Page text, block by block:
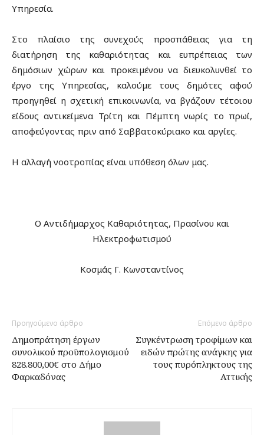
Υπηρεσία.
Στο πλαίσιο της συνεχούς προσπάθειας για τη
διατήρηση της καθαριότητας και ευπρέπειας των
δημόσιων χώρων και προκειμένου να διευκολυνθεί το
έργο της Υπηρεσίας, καλούμε τους δημότες αφού
προηγηθεί η σχετική επικοινωνία, να βγάζουν τέτοιου
είδους αντικείμενα Τρίτη και Πέμπτη νωρίς το πρωί,
αποφεύγοντας πριν από Σαββατοκύριακο και αργίες.
Η αλλαγή νοοτροπίας είναι υπόθεση όλων μας.
Ο Αντιδήμαρχος Καθαριότητας, Πρασίνου και
Ηλεκτροφωτισμού
Κοσμάς Γ. Κωνσταντίνος
Προηγούμενο άρθρο
Δημοπράτηση έργων
συνολικού προϋπολογισμού
828.800,00€ στο Δήμο
Φαρκαδόνας
Επόμενο άρθρο
Συγκέντρωση τροφίμων και
ειδών πρώτης ανάγκης για
τους πυρόπληκτους της
Αττικής